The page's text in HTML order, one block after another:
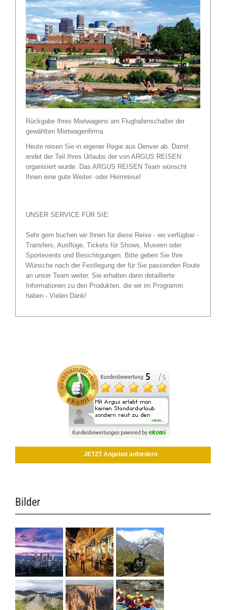
Rückgabe Ihres Mietwagens am Flughafenschalter der
gewählten Mietwagenfirma.
Heute reisen Sie in eigener Regie aus Denver ab. Damit
endet der Teil Ihres Urlaubs der von ARGUS REISEN
organisiert wurde. Das ARGUS REISEN Team wünscht
Ihnen eine gute Weiter- oder Heimreise!
UNSER SERVICE FÜR SIE:
Sehr gern buchen wir Ihnen für diese Reise - wo verfügbar -
Transfers, Ausflüge, Tickets für Shows, Museen oder
Sportevents und Besichtigungen. Bitte geben Sie Ihre
Wünsche nach der Festlegung der für Sie passenden Route
an unser Team weiter. Sie erhalten dann detaillierte
Informationen zu den Produkten, die wir im Programm
haben - Vielen Dank!
JETZT Angebot anfordern
Bilder